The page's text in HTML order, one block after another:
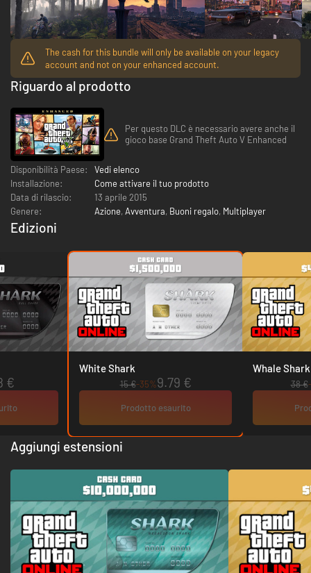
The cash for this bundle will only be available on your legacy
account and not on your enhanced account.
Riguardo al prodotto
Per questo DLC è necessario avere anche il
gioco base Grand Theft Auto V Enhanced
Disponibilità Paese:
Vedi elenco
Installazione:
Come attivare il tuo prodotto
Data di rilascio:
13 aprile 2015
Genere:
Azione, Avventura, Buoni regalo, Multiplayer
Edizioni
€
White Shark
15 €-35%9.79 €
Prodotto esaurito
Whale Shark
38 €
Aggiungi estensioni